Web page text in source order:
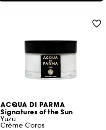
ACQUA DI PARMA
Signatures of the Sun
Yuzu
Crème Corps